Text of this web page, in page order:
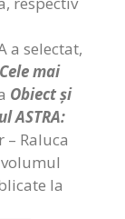
a selectat,
Cele mai
Obiect și
ASTRA:
– Raluca
la